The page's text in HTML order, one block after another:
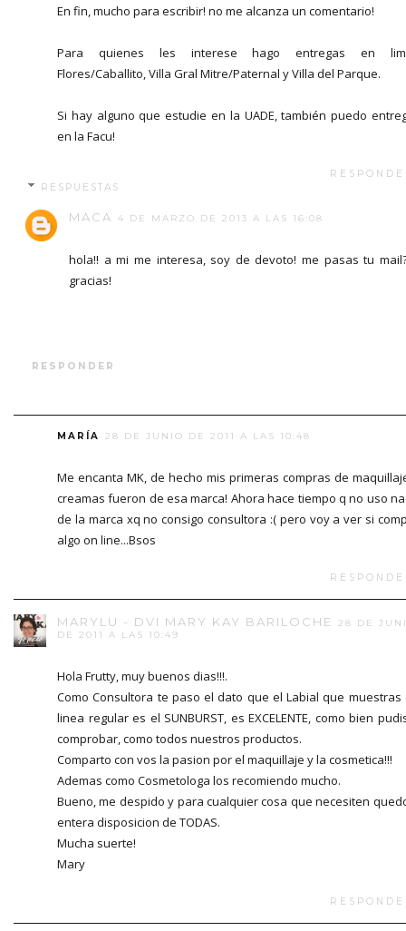
En fin, mucho para escribir! no me alcanza un comentario!
Para quienes les interese hago entregas en
Flores/Caballito, Villa Gral Mitre/Paternal y Villa del Parque.
Si hay alguno que estudie en la UADE, también puedo
en la Facu!
RESPUESTAS
MACA 4 DE MARZO DE 2013 A LAS 16:08
hola!! a mi me interesa, soy de devoto! me pasas tu
gracias!
RESPONDER
MARÍA 28 DE JUNIO DE 2011 A LAS 10:48
Me encanta MK, de hecho mis primeras compras de
creamas fueron de esa marca! Ahora hace tiempo q no uso
de la marca xq no consigo consultora :( pero voy a ver si
algo on line...Bsos
MARYLU - DVI MARY KAY BARILOCHE
28 DE
DE 2011 A LAS 10:49
Hola Frutty, muy buenos dias!!!.
Como Consultora te paso el dato que el Labial que muestras
linea regular es el SUNBURST, es EXCELENTE, como bien
comprobar, como todos nuestros productos.
Comparto con vos la pasion por el maquillaje y la cosmetica!!!
Ademas como Cosmetologa los recomiendo mucho.
Bueno, me despido y para cualquier cosa que necesiten
entera disposicion de TODAS.
Mucha suerte!
Mary